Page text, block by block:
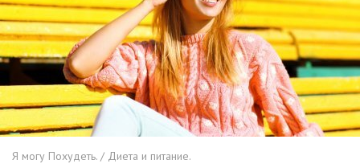
Я могу Похудеть. / Диета и питание.